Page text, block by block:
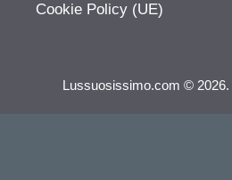
Cookie Policy (UE)
Lussuosissimo.com © 2026.